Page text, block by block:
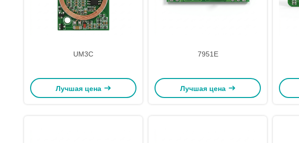
UM3C
Лучшая цена
7951E
Лучшая цена